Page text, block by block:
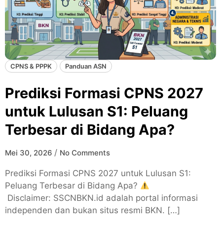
CPNS & PPPK Panduan ASN
Prediksi Formasi CPNS 2027
untuk Lulusan S1: Peluang
Terbesar di Bidang Apa?
Mei 30, 2026 / No Comments
Prediksi Formasi CPNS 2027 untuk Lulusan S1:
Peluang Terbesar di Bidang Apa?
Disclaimer: SSCNBKN.id adalah portal informasi
independen dan bukan situs resmi BKN. […]